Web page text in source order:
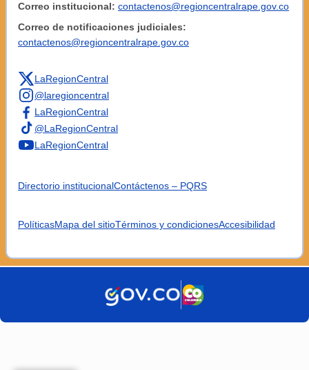
Correo institucional: contactenos@regioncentralrape.gov.co
Correo de notificaciones judiciales:
contactenos@regioncentralrape.gov.co
LaRegionCentral
@laregioncentral
LaRegionCentral
@LaRegionCentral
LaRegionCentral
Directorio institucionalContáctenos – PQRS
PolíticasMapa del sitioTérminos y condicionesAccesibilidad